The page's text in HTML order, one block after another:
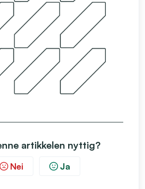
artikkelen nyttig?
Nei Ja